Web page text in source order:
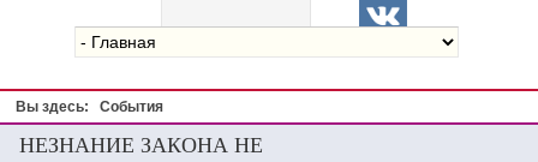
Вы здесь: События
НЕЗНАНИЕ ЗАКОНА НЕ